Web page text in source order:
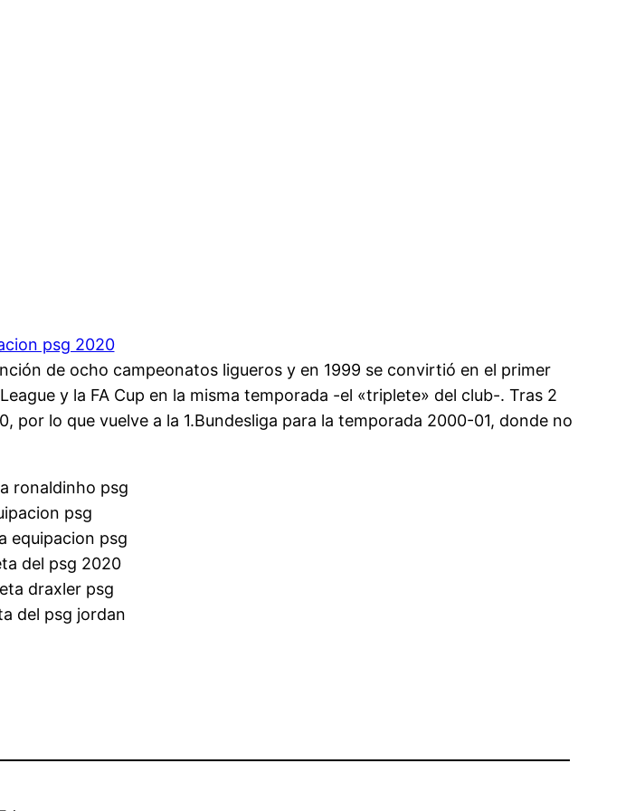
de ocho campeonatos ligueros y en 1999 se convirtió en el primer
y la FA Cup en la misma temporada -el «triplete» del club-. Tras 2
lo que vuelve a la 1.Bundesliga para la temporada 2000-01, donde no